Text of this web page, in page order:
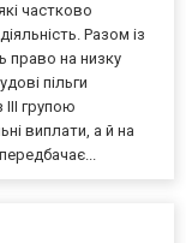
частково
Разом із
право на низку
пільги
III групою
виплати, а й на